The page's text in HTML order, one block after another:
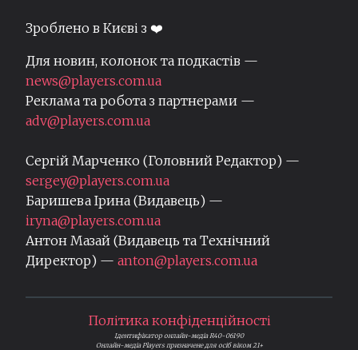
Зроблено в Києві з ❤️
Для новин, колонок та подкастів —
news@players.com.ua
Реклама та робота з партнерами —
adv@players.com.ua
Сергій Марченко (Головний Редактор) —
sergey@players.com.ua
Баришева Ірина (Видавець) —
iryna@players.com.ua
Антон Мазай (Видавець та Технічний
Директор) — anton@players.com.ua
Політика конфіденційності
Ідентифікатор онлайн-медіа R40-06190
Онлайн-медіа Players призначене для осіб віком 21+